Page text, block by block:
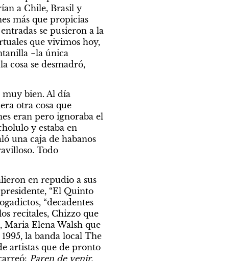
a Chile, Brasil y
más que propicias
se pusieron a la
que vivimos hoy,
−la única
cosa se desmadró,
muy bien. Al día
otra cosa que
eran pero ignoraba el
y estaba en
una caja de habanos
Todo
en repudio a sus
“El Quinto
“decadentes
recitales, Chizzo que
Maria Elena Walsh que
la banda local The
artistas que de pronto
Paren de venir,